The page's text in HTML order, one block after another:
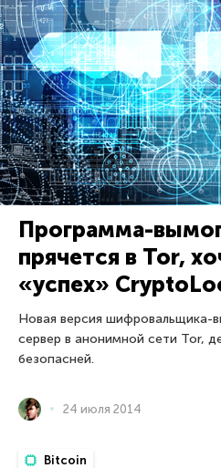
Программа-
прячется в Tor,
«успех»
Новая версия шифровальщика-
сервер в анонимной сети Tor,
безопасней.
24 июля 2014
Bitcoin